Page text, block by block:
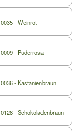
0035 - Weinrot
0009 - Puderrosa
0036 - Kastanienbraun
0128 - Schokoladenbraun